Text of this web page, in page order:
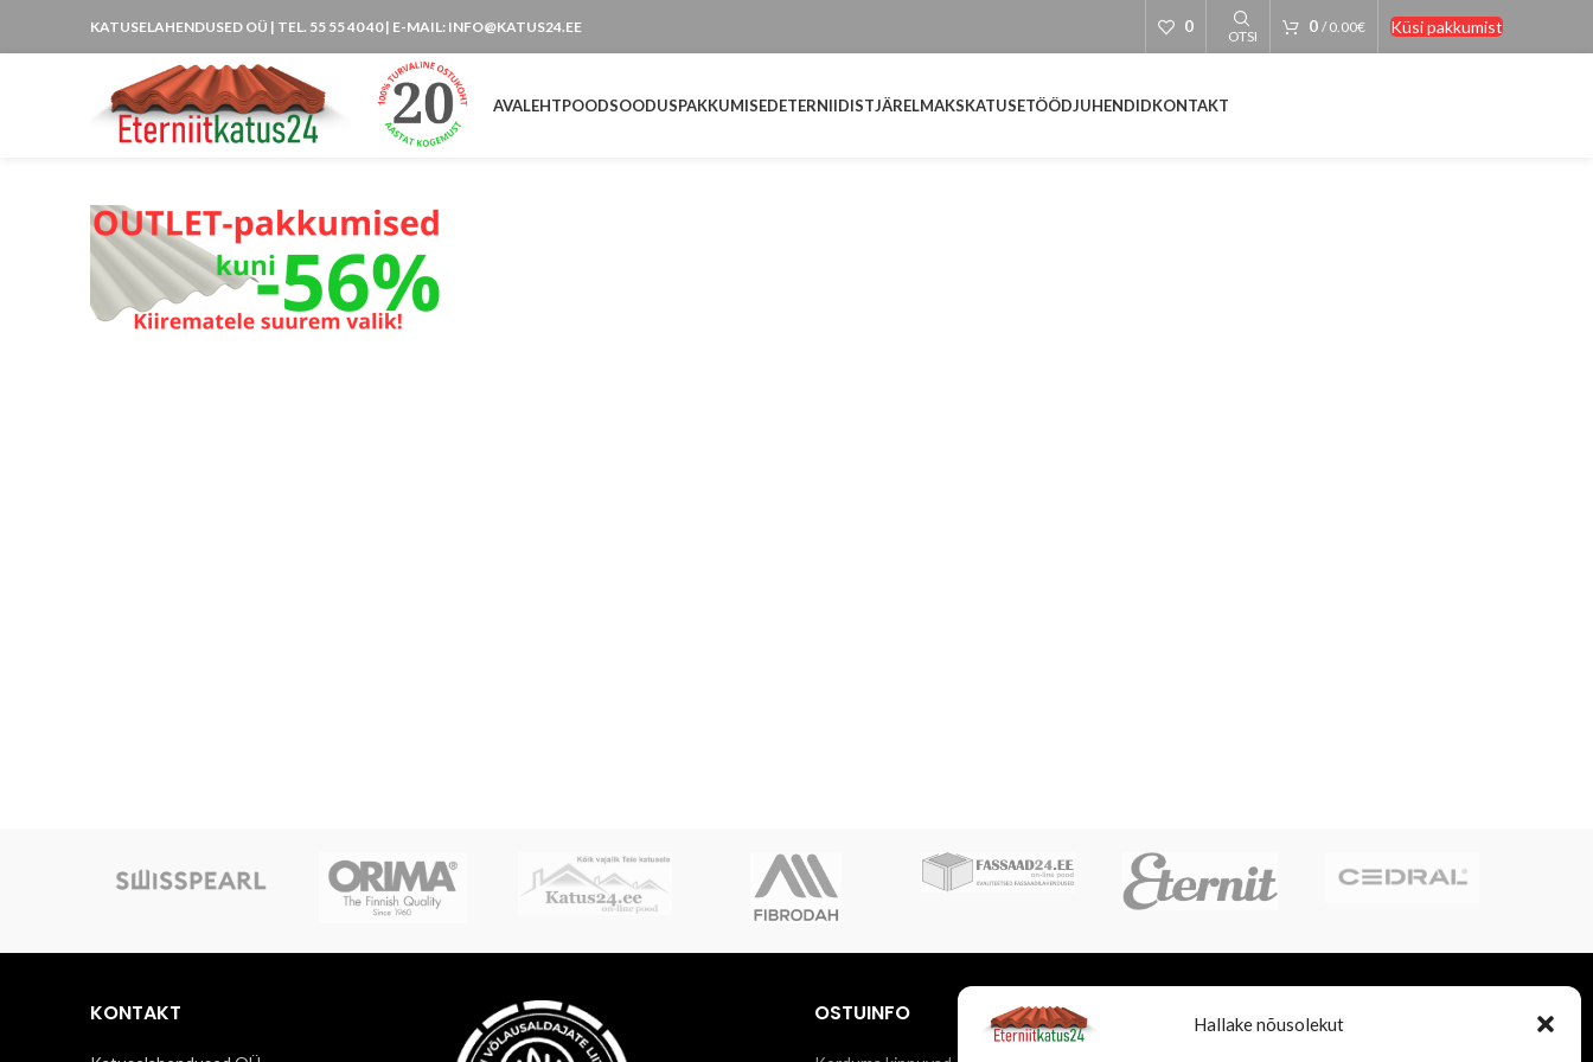
Hallake nõusolekut
KATUSELAHENDUSED OÜ | TEL. 55 55 40 40 | E-MAIL: INFO@KATUS24.EE 0 OTSI 0 / 0.00€ Küsi pakkumist
AVALEHTPOODSOODUSPAKKUMISEDETERNIIDISTJÄRELMAKSKATUSETÖÖDJUHENDIDKONTAKT
KONTAKT OSTUINFO LISATEENUSED FIRMAST